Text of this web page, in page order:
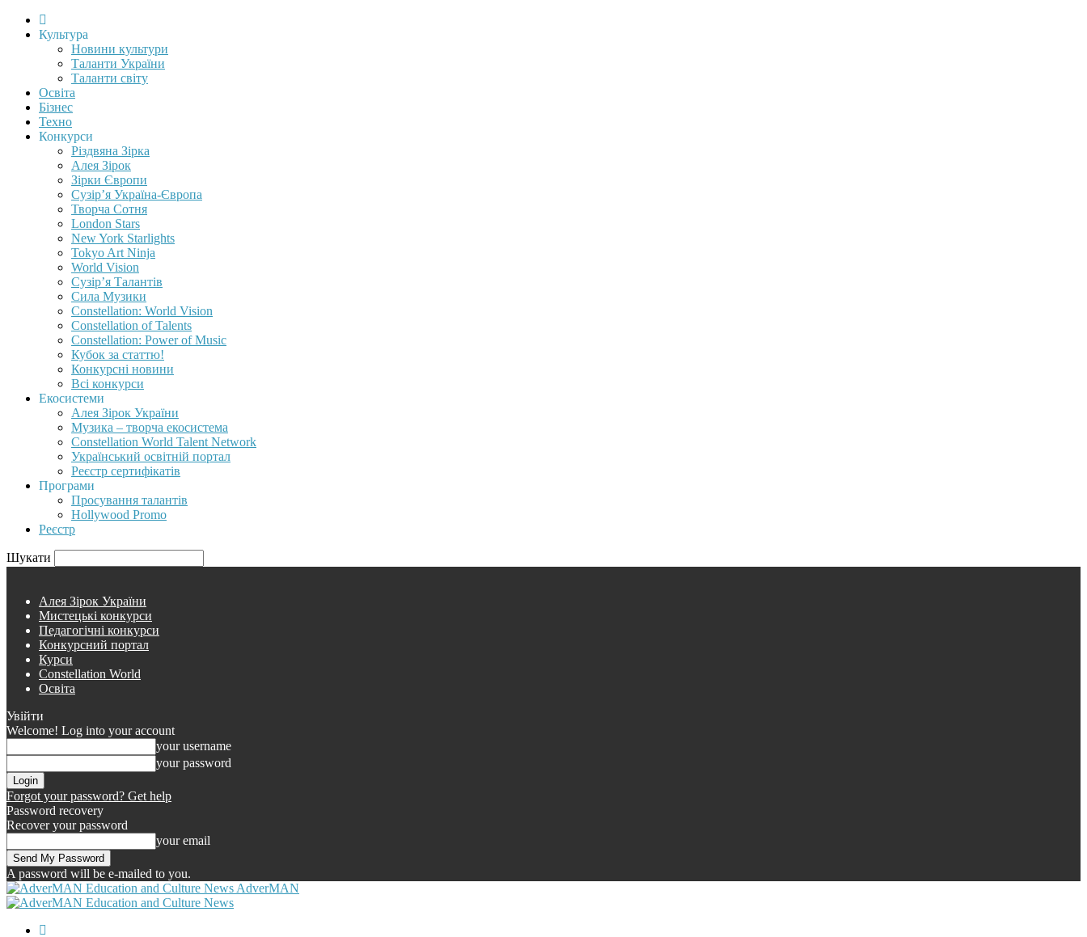
Культура
Новини культури
Таланти України
Таланти світу
Освіта
Бізнес
Техно
Конкурси
Різдвяна Зірка
Алея Зірок
Зірки Європи
Сузір’я Україна-Європа
Творча Сотня
London Stars
New York Starlights
Tokyo Art Ninja
World Vision
Сузір’я Талантів
Сила Музики
Constellation: World Vision
Constellation of Talents
Constellation: Power of Music
Кубок за статтю!
Конкурсні новини
Всі конкурси
Екосистеми
Алея Зірок України
Музика – творча екосистема
Constellation World Talent Network
Український освітній портал
Реєстр сертифікатів
Програми
Просування талантів
Hollywood Promo
Реєстр
Шукати
Алея Зірок України
Мистецькі конкурси
Педагогічні конкурси
Конкурсний портал
Курси
Constellation World
Освіта
Увійти
Welcome! Log into your account
your username
your password
Forgot your password? Get help
Password recovery
Recover your password
your email
A password will be e-mailed to you.
AdverMAN